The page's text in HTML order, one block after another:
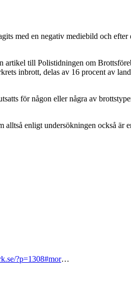
med en negativ mediebild och efter
till Polistidningen om
inbrott, delas av 16 procent av
för någon eller några av
enligt undersökningen också är
?p=1308#mor…